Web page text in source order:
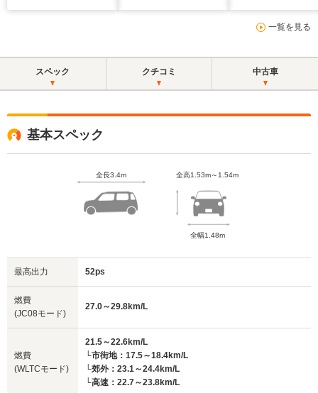
一覧を見る
スペック クチコミ 中古車
基本スペック
全長3.4m 全高1.53m～1.54m
全幅1.48m
最高出力 52ps
燃費
(JC08モード)
27.0～29.8km/L
燃費
(WLTCモード)
21.5～22.6km/L
└市街地：17.5～18.4km/L
└郊外：23.1～24.4km/L
└高速：22.7～23.8km/L